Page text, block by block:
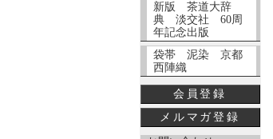
新版 茶道大辞
典 淡交社 60周
年記念出版
袋帯 泥染 京都
西陣織
会員登録
メルマガ登録